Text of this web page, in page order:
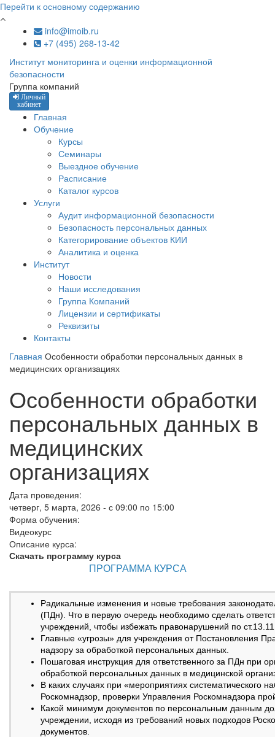
Перейти к основному содержанию
info@imoib.ru
+7 (495) 268-13-42
Институт мониторинга и оценки информационной
безопасности
Группа компаний
Личный
кабинет
Главная
Обучение
Курсы
Семинары
Выездное обучение
Расписание
Каталог курсов
Услуги
Аудит информационной безопасности
Безопасность персональных данных
Категорирование объектов КИИ
Аналитика и оценка
Институт
Новости
Наши исследования
Группа Компаний
Лицензии и сертификаты
Реквизиты
Контакты
Главная Особенности обработки персональных данных в
медицинских организациях
Особенности обработки
персональных данных в
медицинских
организациях
Дата проведения:
четверг, 5 марта, 2026 - с 09:00 по 15:00
Форма обучения:
Видеокурс
Описание курса:
Скачать программу курса
ПРОГРАММА КУРСА
Радикальные изменения и новые требования
(ПДн). Что в первую очередь необходимо сделать
учреждений, чтобы избежать правонарушений по
Главные «угрозы» для учреждения от Постановления
надзору за обработкой персональных данных.
Пошаговая инструкция для ответственного за ПДн при
обработкой персональных данных в медицинской
В каких случаях при «мероприятиях систематического
Роскомнадзор, проверки Управления Роскомнадзора
Какой минимум документов по персональным данным
учреждении, исходя из требований новых подходов
документов.